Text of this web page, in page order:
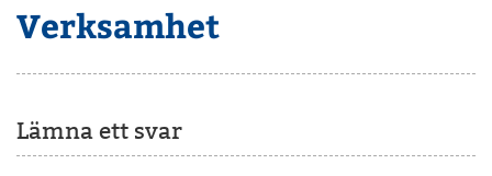
Verksamhet
Lämna ett svar